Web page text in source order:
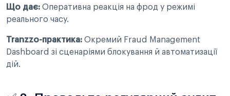
Що дає: Оперативна реакція на фрод у режимі
реального часу.
Tranzzo-практика: Окремий Fraud Management
Dashboard зі сценаріями блокування й автоматизації
дій.